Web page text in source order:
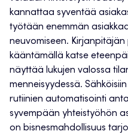
kannattaa syventää
työtään enemmän
neuvomiseen.
kääntämällä katse
näyttää lukujen valossa
menneisyydessä.
rutiinien automatisointi
syvempään yhteistyöhön
on bisnesmahdollisuus